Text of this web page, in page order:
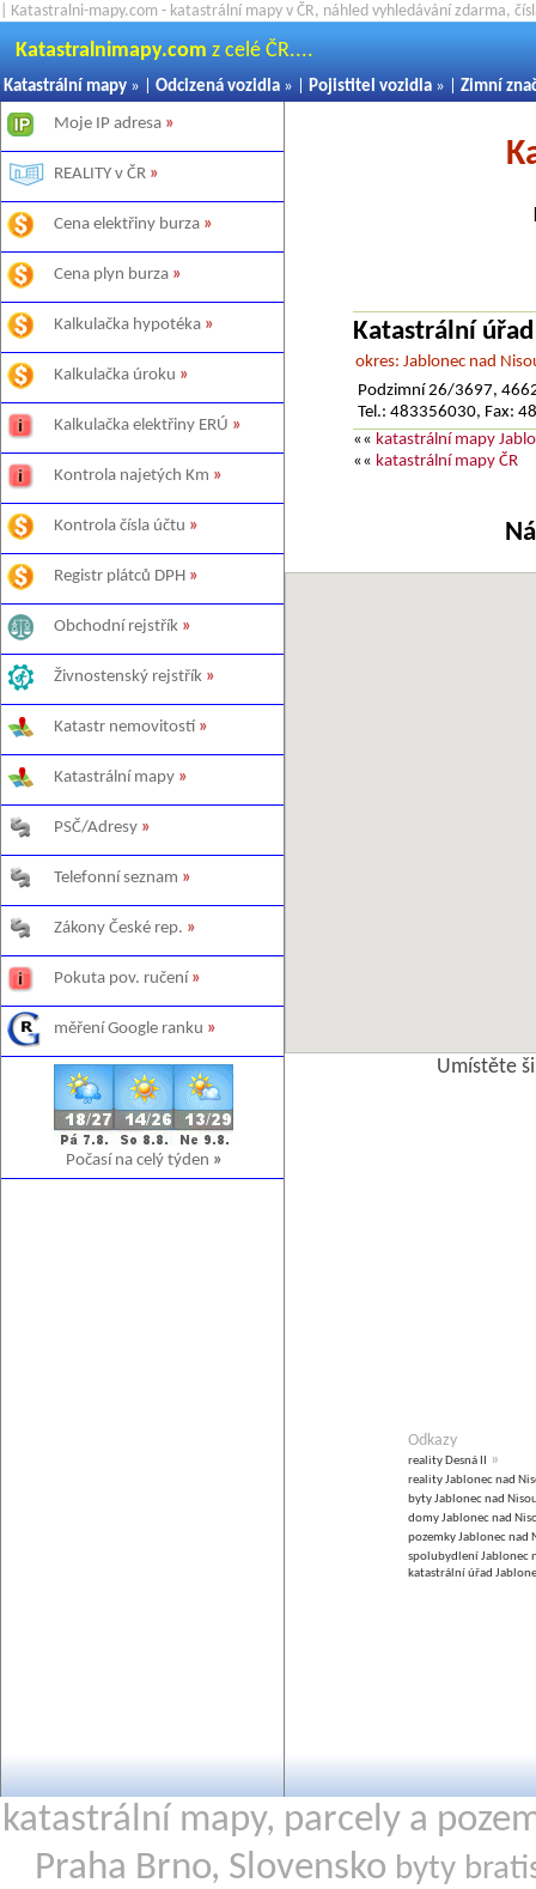
| Katastralni-mapy.com - katastrální mapy v ČR, náhled vyhledávání zdarma,
Katastralnimapy.com z celé ČR....
Katastrální mapy » | Odcizená vozidla » | Pojistitel vozidla » | Zimní
Moje IP adresa »
REALITY v ČR »
Cena elektřiny burza »
Cena plyn burza »
Kalkulačka hypotéka »
Kalkulačka úroku »
Kalkulačka elektřiny ERÚ »
Kontrola najetých Km »
Kontrola čísla účtu »
Registr plátců DPH »
Obchodní rejstřík »
Živnostenský rejstřík »
Katastr nemovitostí »
Katastrální mapy »
PSČ/Adresy »
Telefonní seznam »
Zákony České rep. »
Pokuta pov. ručení »
měření Google ranku »
Počasí na celý týden »
Katastrální
okres: Jablonec nad
Podzimní 26/3697,
Tel.: 483356030, Fax:
«« katastrální mapy
«« katastrální mapy ČR
Umístěte
Odkazy
reality Desná II »
reality Jablonec nad
byty Jablonec nad
domy Jablonec nad
pozemky Jablonec nad
spolubydlení Jablonec
katastrální úřad
katastrální mapy, parcely a
Praha Brno, Slovensko byty